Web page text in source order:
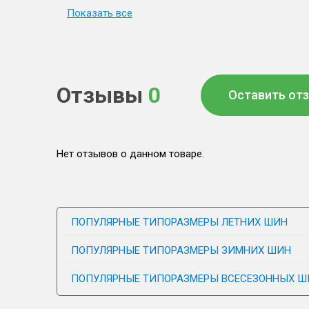
Показать все
Отзывы 0 Оставить
Нет отзывов о данном товаре.
ПОПУЛЯРНЫЕ ТИПОРАЗМЕРЫ ЛЕТНИХ ШИН
ПОПУЛЯРНЫЕ ТИПОРАЗМЕРЫ ЗИМНИХ ШИН
ПОПУЛЯРНЫЕ ТИПОРАЗМЕРЫ ВСЕСЕЗОННЫХ